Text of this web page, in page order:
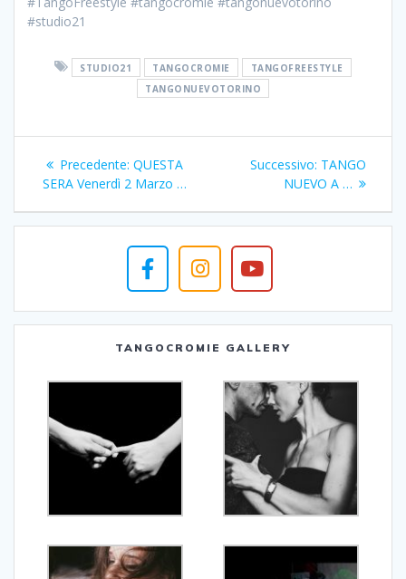
#studio21
STUDIO21 TANGOCROMIE
TANGOFREESTYLE
TANGONUEVOTORINO
Navigazione
articoli
Precedente: Articolo
precedente:
QUESTA
SERA Venerdì 2 Marzo …
Successivo: Articolo
successivo:
TANGO
NUEVO A …
TANGOCROMIE GALLERY